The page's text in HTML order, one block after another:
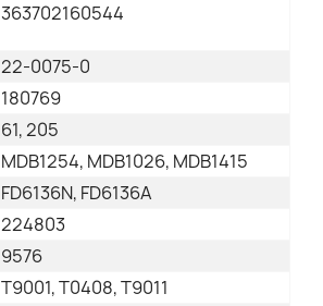
363702160544
22-0075-0
180769
61, 205
MDB1254, MDB1026, MDB1415
FD6136N, FD6136A
224803
9576
T9001, T0408, T9011